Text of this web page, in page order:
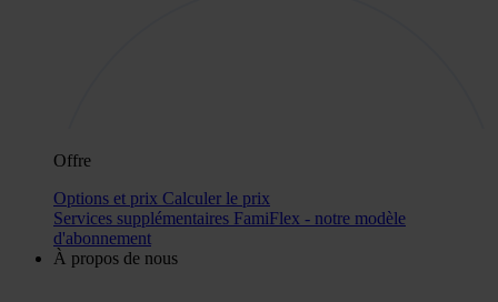
Offre
Options et prix Calculer le prix
Services supplémentaires FamiFlex - notre modèle
d'abonnement
À propos de nous